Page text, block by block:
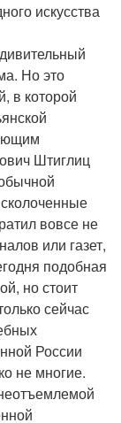
искусства
Но это
в которой
Штиглиц
вовсе не
или газет,
подобная
но стоит
сейчас
России
не многие.